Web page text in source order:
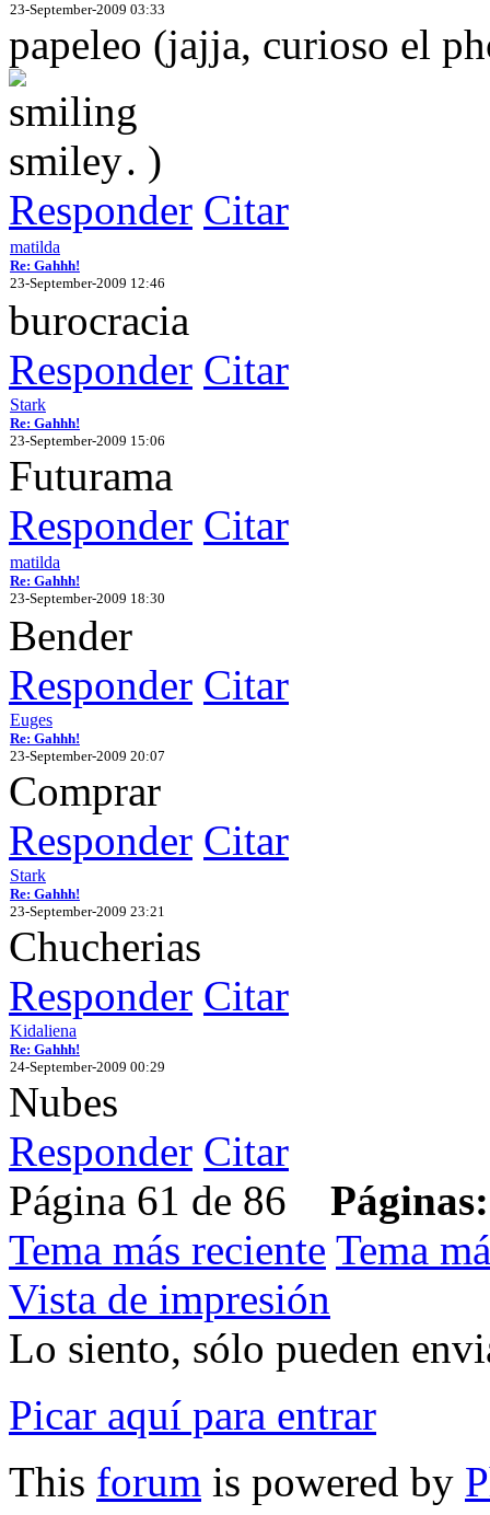
23-September-2009 03:33
papeleo (jajja, curioso el
. )
Responder Citar
matilda
Re: Gahhh!
23-September-2009 12:46
burocracia
Responder Citar
Stark
Re: Gahhh!
23-September-2009 15:06
Futurama
Responder Citar
matilda
Re: Gahhh!
23-September-2009 18:30
Bender
Responder Citar
Euges
Re: Gahhh!
23-September-2009 20:07
Comprar
Responder Citar
Stark
Re: Gahhh!
23-September-2009 23:21
Chucherias
Responder Citar
Kidaliena
Re: Gahhh!
24-September-2009 00:29
Nubes
Responder Citar
Página 61 de 86 Páginas:
Tema más reciente Tema
Vista de impresión
Lo siento, sólo pueden
Picar aquí para entrar
This forum is powered by